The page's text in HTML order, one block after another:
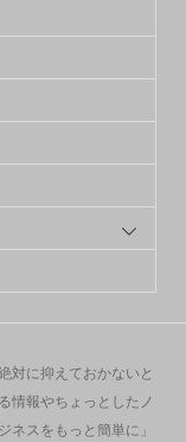
対に抑えておかないと
情報やちょっとしたノ
ネスをもっと簡単に」